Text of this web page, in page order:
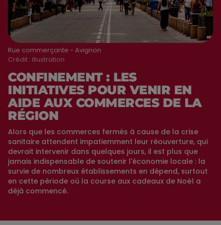
Rue commerçante - Avignon
Crédit : Illustration
CONFINEMENT : LES
INITIATIVES POUR VENIR EN
AIDE AUX COMMERCES DE LA
RÉGION
Alors que les commerces fermés à cause de la crise
sanitaire attendent impatiemment leur réouverture, qui
devrait intervenir dans quelques jours, il est plus que
jamais indispensable de soutenir l'économie locale : la
survie de nombreux établissements en dépend, surtout
en cette période où la course aux cadeaux de Noël a
déjà commencé.